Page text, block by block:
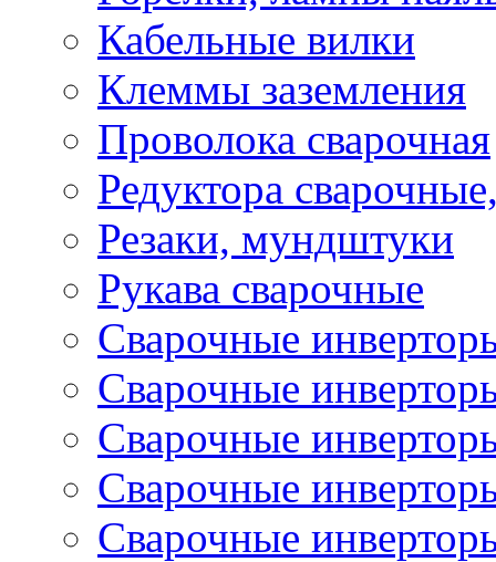
Кабельные вилки
Клеммы заземления
Проволока сварочная
Редуктора
Резаки, мундштуки
Рукава сварочные
Сварочные
Сварочные
Сварочные
Сварочные
Сварочные